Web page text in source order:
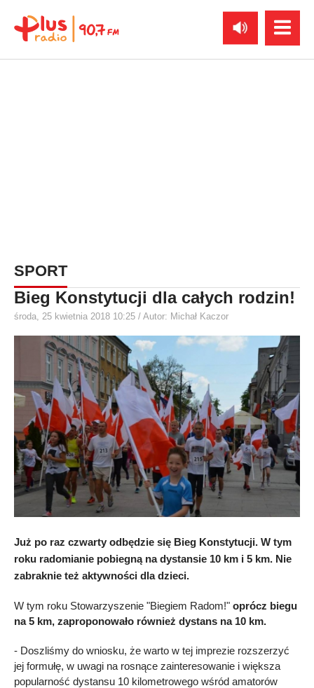
SPORT
Bieg Konstytucji dla całych rodzin!
środa, 25 kwietnia 2018 10:25 / Autor: Michał Kaczor
Już po raz czwarty odbędzie się Bieg Konstytucji. W tym
roku radomianie pobiegną na dystansie 10 km i 5 km. Nie
zabraknie też aktywności dla dzieci.
W tym roku Stowarzyszenie "Biegiem Radom!" oprócz biegu
na 5 km, zaproponowało również dystans na 10 km.
- Doszliśmy do wniosku, że warto w tej imprezie rozszerzyć
jej formułę, w uwagi na rosnące zainteresowanie i większa
popularność dystansu 10 kilometrowego wśród amatorów